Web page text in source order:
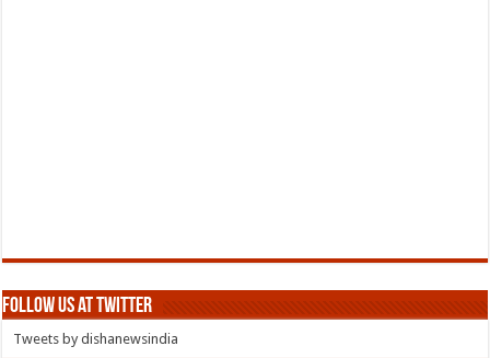
Follow us at Twitter
Tweets by dishanewsindia